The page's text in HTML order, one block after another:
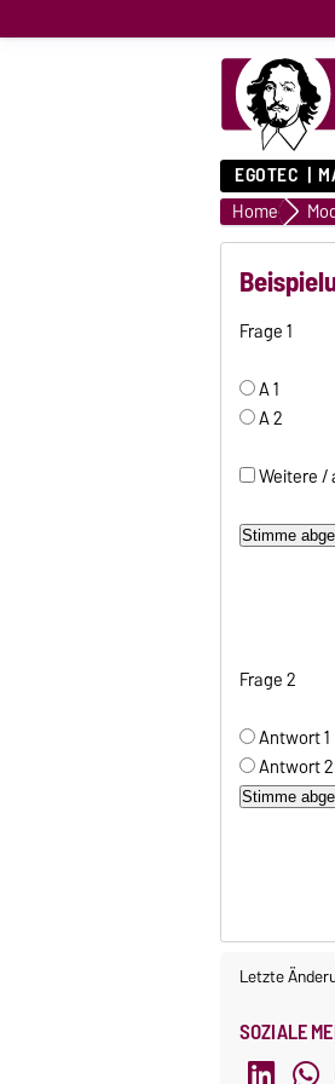
EGOTEC
Home
Frage 1
A 1
A 2
Weitere /
Frage 2
Antwort 1
Antwort 2
Letzte
SOZIALE